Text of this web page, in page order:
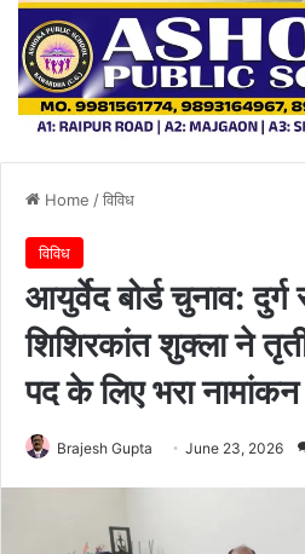
Home /विविध
विविध
आयुर्वेद बोर्ड चुनाव:
शिशिरकांत शुक्ला ने
पद के लिए भरा नामांकन
Brajesh Gupta June 23, 2026